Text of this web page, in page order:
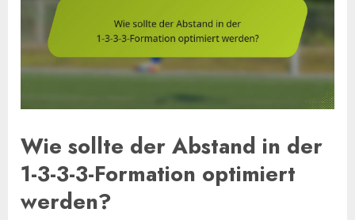
Wie sollte der Abstand in der
1-3-3-3-Formation optimiert
werden?